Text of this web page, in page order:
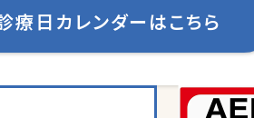
療日カレンダーはこちら